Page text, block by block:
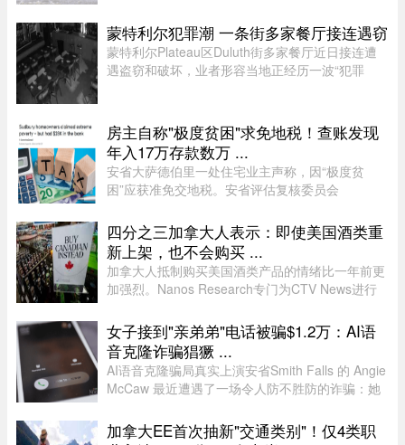
系统。这标志着魁北克正式加入国际上日益兴起的
拆坝潮流。 ...
蒙特利尔犯罪潮 一条街多家餐厅接连遇窃
蒙特利尔Plateau区Duluth街多家餐厅近日接连遭
遇盗窃和破坏，业者形容当地正经历一波“犯罪
过程，损失及维修费用约7000 ...
房主自称"极度贫困"求免地税！查账发现
年入17万存款数万 ...
安省大萨德伯里一处住宅业主声称，因“极度贫
困”应获准免交地税。安省评估复核委员会
了该业主的申请。调查发现，这户家庭在扣除开支
后，年净收入超过 23,000 元，而且 ...
四分之三加拿大人表示：即使美国酒类重
新上架，也不会购买 ...
加拿大人抵制购买美国酒类产品的情绪比一年前更
加强烈。Nanos Research专门为CTV News进行
大人表示，即使美国酒类重新摆上货架，他们也不
太可能购买。 ...
女子接到"亲弟弟"电话被骗$1.2万：AI语
音克隆诈骗猖獗 ...
AI语音克隆骗局真实上演安省Smith Falls 的 Angie
McCaw 最近遭遇了一场令人防不胜防的诈骗：她
叫出了她弟弟的名字，连声音都几乎一模一
加拿大EE首次抽新"交通类别"！仅4类职